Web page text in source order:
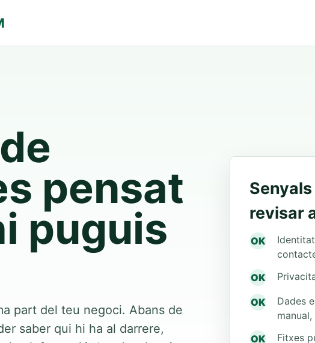
pensat
puguis
part del teu negoci. Abans de
saber qui hi ha al darrere,
revisar
OK
OK
OK
Dades
OK
Fitxes